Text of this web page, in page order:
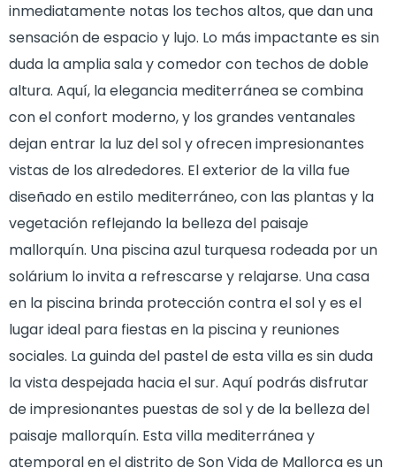
inmediatamente notas los techos altos, que dan una
sensación de espacio y lujo. Lo más impactante es sin
duda la amplia sala y comedor con techos de doble
altura. Aquí, la elegancia mediterránea se combina
con el confort moderno, y los grandes ventanales
dejan entrar la luz del sol y ofrecen impresionantes
vistas de los alrededores. El exterior de la villa fue
diseñado en estilo mediterráneo, con las plantas y la
vegetación reflejando la belleza del paisaje
mallorquín. Una piscina azul turquesa rodeada por un
solárium lo invita a refrescarse y relajarse. Una casa
en la piscina brinda protección contra el sol y es el
lugar ideal para fiestas en la piscina y reuniones
sociales. La guinda del pastel de esta villa es sin duda
la vista despejada hacia el sur. Aquí podrás disfrutar
de impresionantes puestas de sol y de la belleza del
paisaje mallorquín. Esta villa mediterránea y
atemporal en el distrito de Son Vida de Mallorca es un